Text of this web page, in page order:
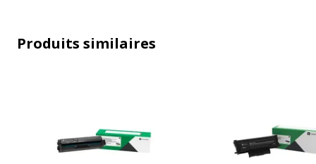
Code barre maitre
Produits similaires